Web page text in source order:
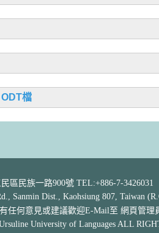
ODT檔
區民族一路900號 TEL:+886-7-3426031
Sanmin Dist., Kaohsiung 807, Taiwan
任何意見或建議歡迎E-Mail至 網頁管理
University of Languages ALL